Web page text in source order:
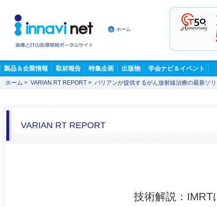
ホーム
製品＆企業情報 取材報告 特集企画 出版物 学会ナビ＆イベント
ホーム > VARIAN RT REPORT > バリアンが提供するがん放射線治療の最新ソ
VARIAN RT REPORT
技術解説：IMRT